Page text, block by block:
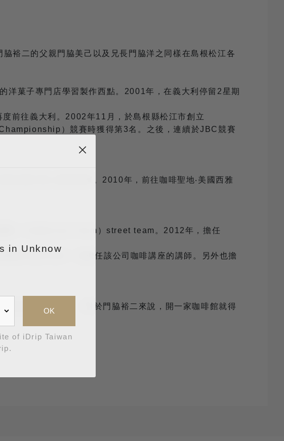
裕二的父親門脇美己以及兄長門脇洋之同樣在島根松江各
洋菓子專門店學習製作西點。2001年，在義大利停留2星期
前往義大利。2002年11月，於島根縣松江市創立
）競賽時獲得第3名。之後，連續於JBC競賽
全國大賽上獲得冠軍。2010年，前往咖啡聖地‧美國西雅
隊（TopBarista Team）street team。2012年，擔任
啡沖煮方法外，也擔任該公司咖啡講座的講師。另外也擔
的咖啡就行了。」對於門脇裕二來說，開一家咖啡館就得
in Unknow
OK
of iDrip Taiwan